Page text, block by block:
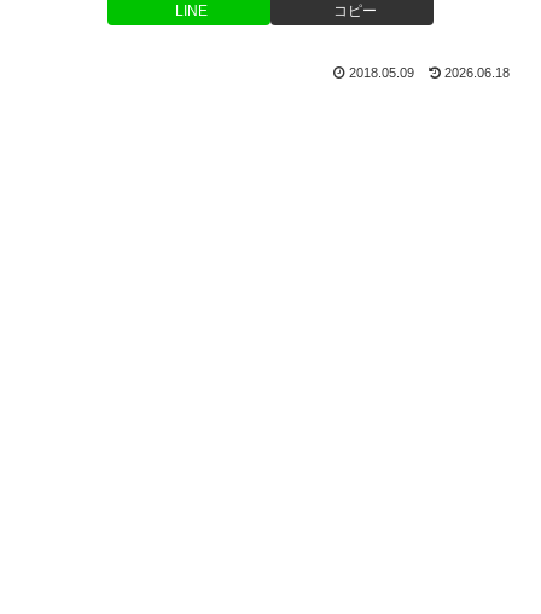
LINE コピー
2018.05.09 2026.06.18